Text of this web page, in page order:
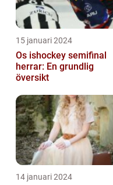
15 januari 2024
Os ishockey semifinal
herrar: En grundlig
översikt
14 januari 2024